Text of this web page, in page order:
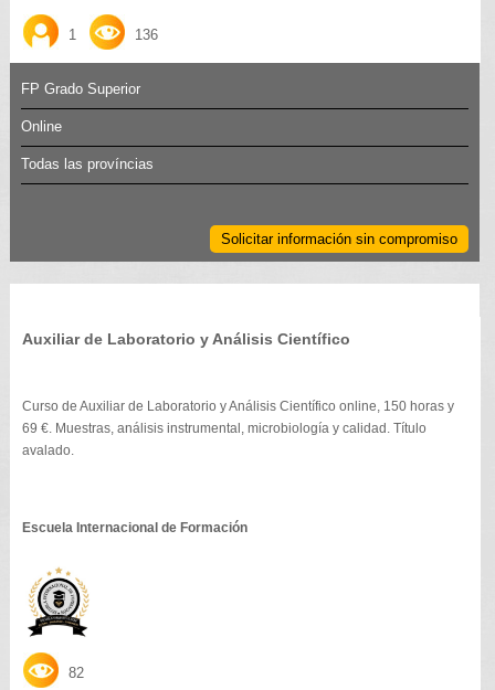
1 136
FP Grado Superior
Online
Todas las províncias
Solicitar información sin compromiso
Auxiliar de Laboratorio y Análisis Científico
Curso de Auxiliar de Laboratorio y Análisis Científico online, 150 horas y
69 €. Muestras, análisis instrumental, microbiología y calidad. Título
avalado.
Escuela Internacional de Formación
82